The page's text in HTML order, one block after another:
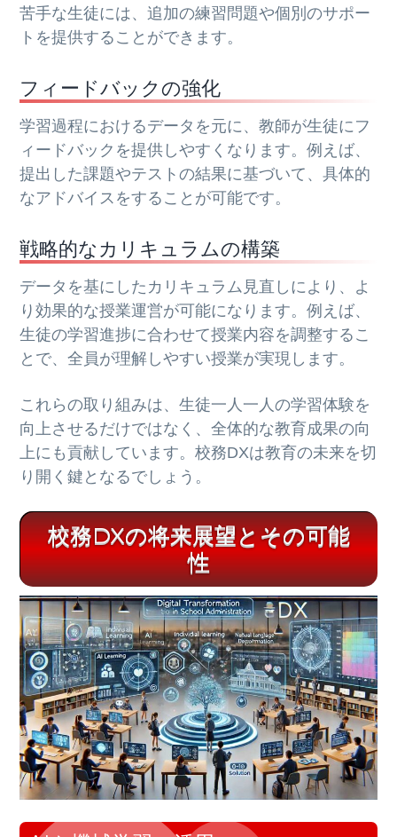
苦手な生徒には、追加の練習問題や個別のサポー
トを提供することができます。
フィードバックの強化
学習過程におけるデータを元に、教師が生徒にフ
ィードバックを提供しやすくなります。例えば、
提出した課題やテストの結果に基づいて、具体的
なアドバイスをすることが可能です。
戦略的なカリキュラムの構築
データを基にしたカリキュラム見直しにより、よ
り効果的な授業運営が可能になります。例えば、
生徒の学習進捗に合わせて授業内容を調整するこ
とで、全員が理解しやすい授業が実現します。
これらの取り組みは、生徒一人一人の学習体験を
向上させるだけではなく、全体的な教育成果の向
上にも貢献しています。校務DXは教育の未来を切
り開く鍵となるでしょう。
校務DXの将来展望とその可能
性